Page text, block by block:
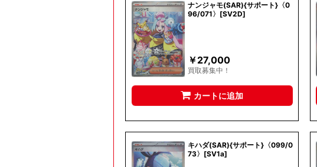
ナンジャモ(SAR){サポート}〈0
96/071〉[SV2D]
￥27,000
買取募集中！
カートに追加
キハダ(SAR){サポート}〈099/0
73〉[SV1a]